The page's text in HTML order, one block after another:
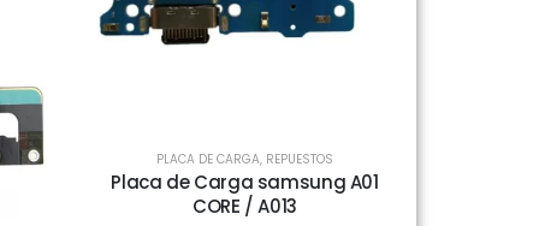
PLACA DE CARGA, REPUESTOS
Placa de Carga samsung A01
CORE / A013